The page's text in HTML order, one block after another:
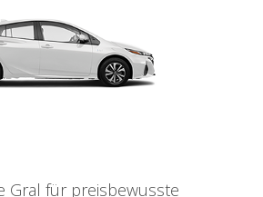
Gral für preisbewusste